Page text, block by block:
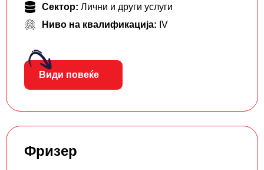
Сектор: Лични и други услуги
Ниво на квалификација: IV
Види повеќе
Фризер